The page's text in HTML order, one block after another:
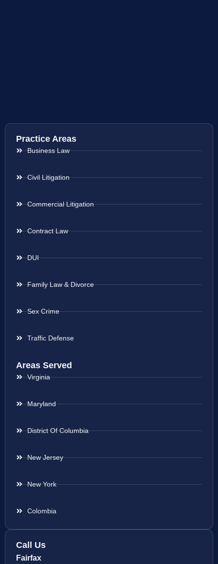
Practice Areas
Business Law
Civil Litigation
Commercial Litigation
Contract Law
DUI
Family Law & Divorce
Sex Crime
Traffic Defense
Areas Served
Virginia
Maryland
District Of Columbia
New Jersey
New York
Colombia
Call Us
Fairfax